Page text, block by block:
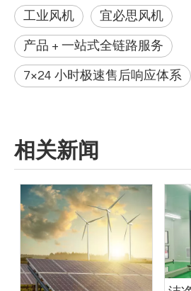
工业风机 宜必思风机
产品 + 一站式全链路服务
7×24 小时极速售后响应体系
相关新闻